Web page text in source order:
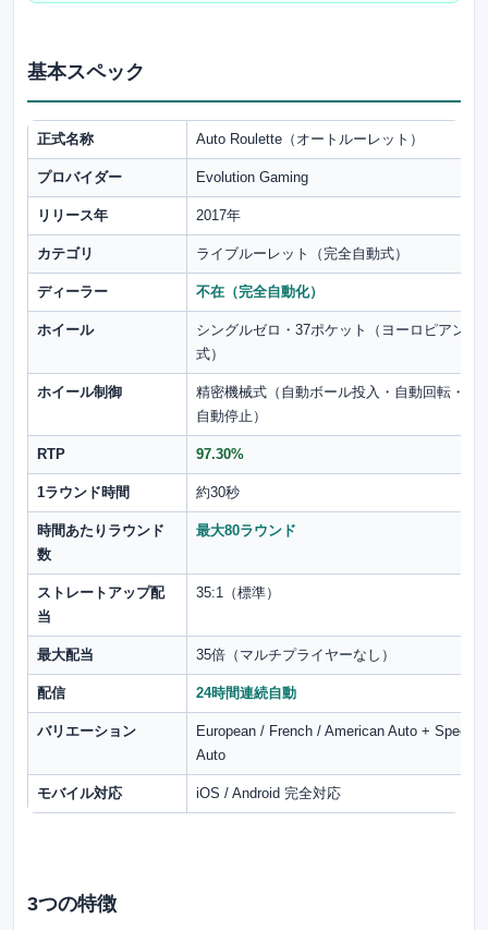
基本スペック
正式名称 Auto Roulette（オートルーレット）
プロバイダー Evolution Gaming
リリース年 2017年
カテゴリ ライブルーレット（完全自動式）
ディーラー 不在（完全自動化）
ホイール
シングルゼロ・37ポケット（ヨーロピアン
式）
ホイール制御
精密機械式（自動ボール投入・自動回転・
自動停止）
RTP 97.30%
1ラウンド時間 約30秒
時間あたりラウンド
数
最大80ラウンド
ストレートアップ配
当
35:1（標準）
最大配当 35倍（マルチプライヤーなし）
配信 24時間連続自動
バリエーション
European / French / American Auto + Speed
Auto
モバイル対応 iOS / Android 完全対応
3つの特徴